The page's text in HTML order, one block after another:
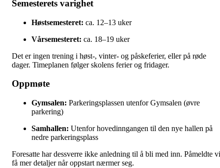
Semesterets varighet
Høstsemesteret: ca. 12–13 uker
Vårsemesteret: ca. 18–19 uker
Det er ingen trening i høst-, vinter- og påskeferier, eller på røde
dager. Timeplanen følger skolens ferier og fridager.
Oppmøte
Gymsalen: Parkeringsplassen utenfor Gymsalen (øvre
parkering)
Samhallen: Utenfor hovedinngangen til den nye hallen på
nedre parkeringsplass
Foresatte har dessverre ikke anledning til å bli med inn. Påmeldte
få mer detaljer når oppstart nærmer seg.